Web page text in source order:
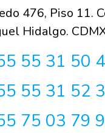
476, Piso 11.
Hidalgo.
55 31 50
55 31 52
75 03 79